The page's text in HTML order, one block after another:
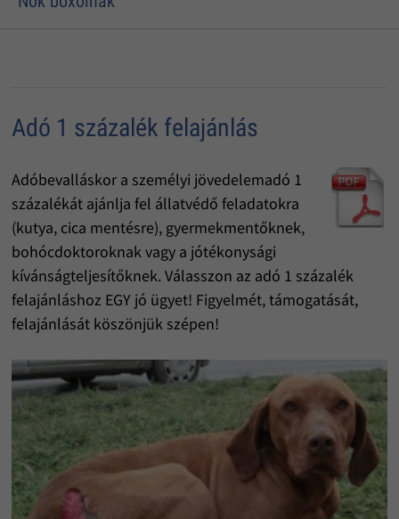
Adó 1 százalék felajánlás
Adóbevalláskor a személyi jövedelemadó 1
százalékát ajánlja fel állatvédő feladatokra
(kutya, cica mentésre), gyermekmentőknek,
bohócdoktoroknak vagy a jótékonysági
kívánságteljesítőknek. Válasszon az adó 1 százalék
felajánláshoz EGY jó ügyet! Figyelmét, támogatását,
felajánlását köszönjük szépen!